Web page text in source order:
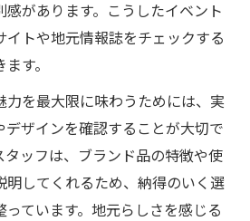
があります。こうしたイベント
トや地元情報誌をチェックする
す。
力を最大限に味わうためには、実
デザインを確認することが大切で
タッフは、ブランド品の特徴や使
明してくれるため、納得のいく選
ています。地元らしさを感じる